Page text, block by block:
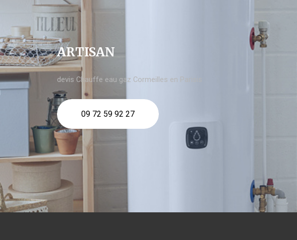
ARTISAN
devis Chauffe eau gaz Cormeilles en Parisis
09 72 59 92 27